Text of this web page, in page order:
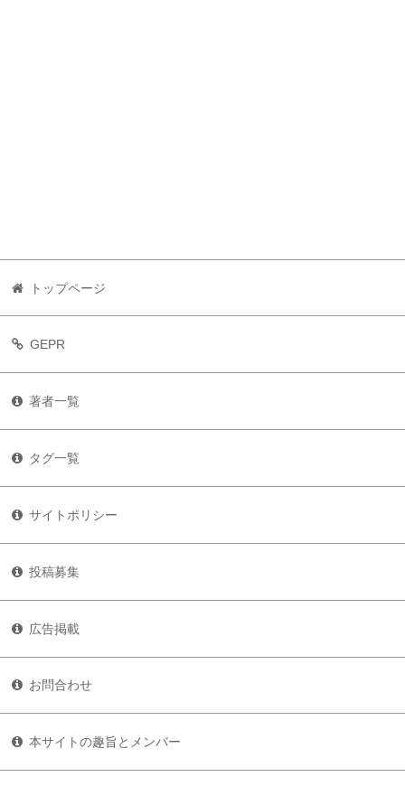
トップページ
GEPR
著者一覧
タグ一覧
サイトポリシー
投稿募集
広告掲載
お問合わせ
本サイトの趣旨とメンバー